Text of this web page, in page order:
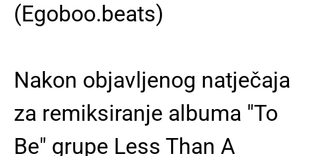
(Egoboo.beats)
Nakon objavljenog natječaja
za remiksiranje albuma "To
Be" grupe Less Than A